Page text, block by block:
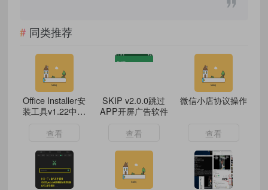
同类推荐
Office Installer安
装工具v1.22中文
查看
SKIP v2.0.0跳过
APP开屏广告软件
查看
微信小店协议操作
查看